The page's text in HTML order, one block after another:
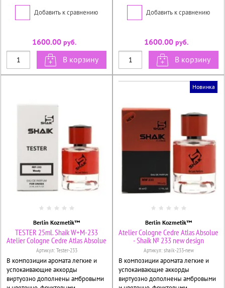
Добавить к сравнению
1600.00руб.
В корзину
Добавить к сравнению
1600.00руб.
В корзину
Berlin Kozmetik™
TESTER 25ml. Shaik W+M-233
Atelier Cologne Cedre Atlas Absolue
Артикул:Tester-233
В композиции аромата легкие и
успокаивающие аккорды
виртуозно дополнены амбровыми
Новинка
Berlin Kozmetik™
Atelier Cologne Cedre Atlas Absolue
- Shaik № 233 new design
Артикул:shaik-233-new
В композиции аромата легкие и
успокаивающие аккорды
виртуозно дополнены амбровыми